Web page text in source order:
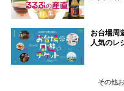
お台場周
人気のレ
その他